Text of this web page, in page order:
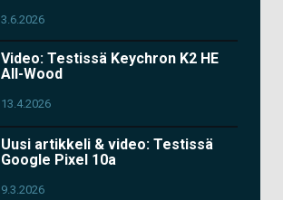
3.6.2026
Video: Testissä Keychron K2 HE
All-Wood
13.4.2026
Uusi artikkeli & video: Testissä
Google Pixel 10a
9.3.2026